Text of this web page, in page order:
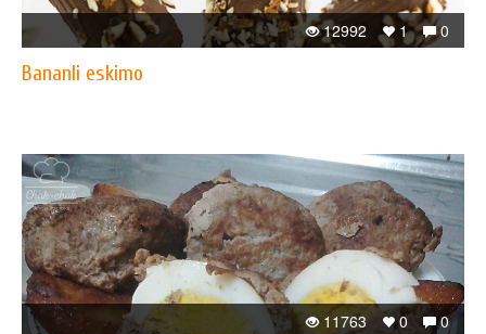
0
1
12992
Bananli eskimo
0
0
11763